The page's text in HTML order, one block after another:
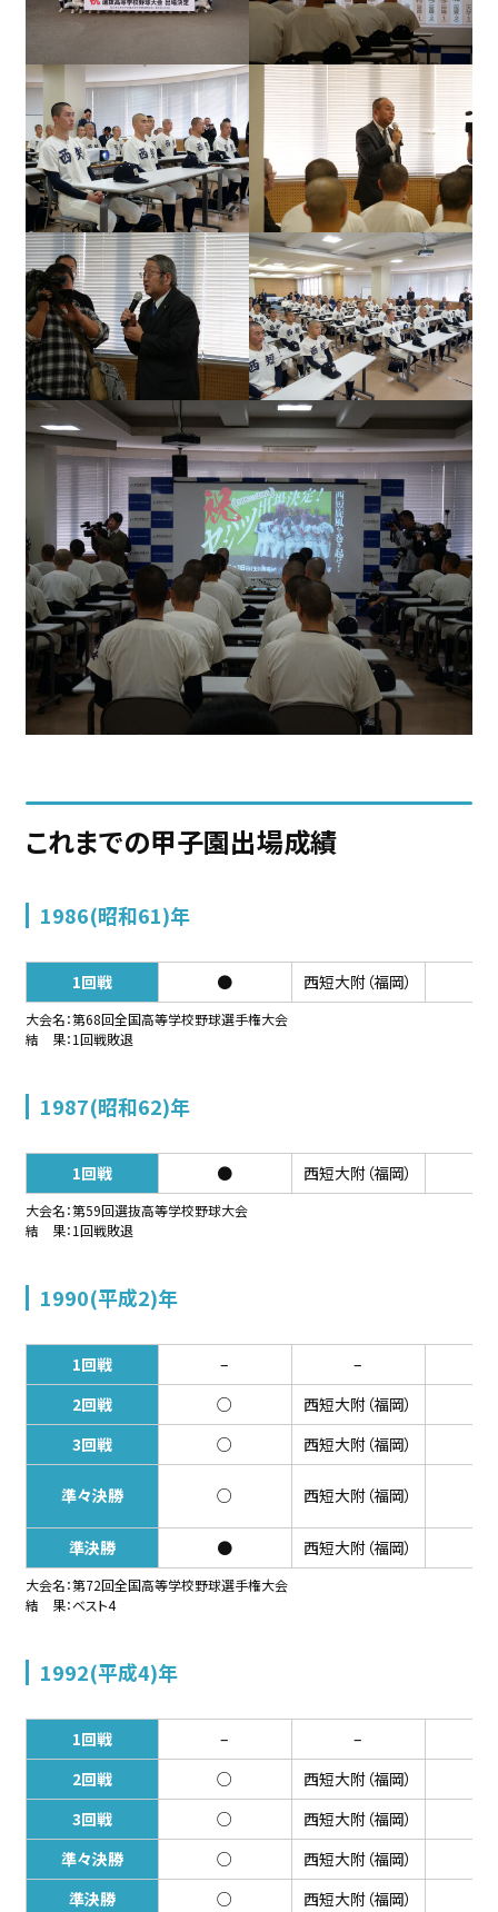
これまでの甲子園出場成績
1986(昭和61)年
1回戦 ● 西短大附（福岡）
大会名：第68回全国高等学校野球選手権大会
結 果：1回戦敗退
1987(昭和62)年
1回戦 ● 西短大附（福岡）
大会名：第59回選抜高等学校野球大会
結 果：1回戦敗退
1990(平成2)年
1回戦 – –
2回戦
○ 西短大附（福岡）
3回戦
○ 西短大附（福岡）
準々決勝 ○ 西短大附（福岡）
準決勝 ● 西短大附（福岡）
大会名：第72回全国高等学校野球選手権大会
結 果：ベスト4
1992(平成4)年
1回戦 – –
2回戦
○ 西短大附（福岡）
3回戦
○ 西短大附（福岡）
準々決勝
○ 西短大附（福岡）
準決勝
○ 西短大附（福岡）